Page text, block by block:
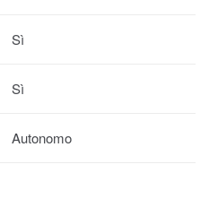
Sì
Sì
Autonomo